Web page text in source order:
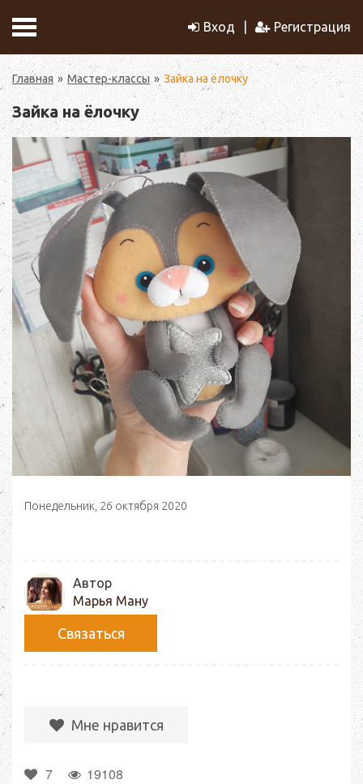
Вход Регистрация
Главная Мастер-классы Зайка на ёлочку
Зайка на ёлочку
Понедельник, 26 октября 2020
Автор
Марья Ману
Связаться
Мне нравится
7 19108